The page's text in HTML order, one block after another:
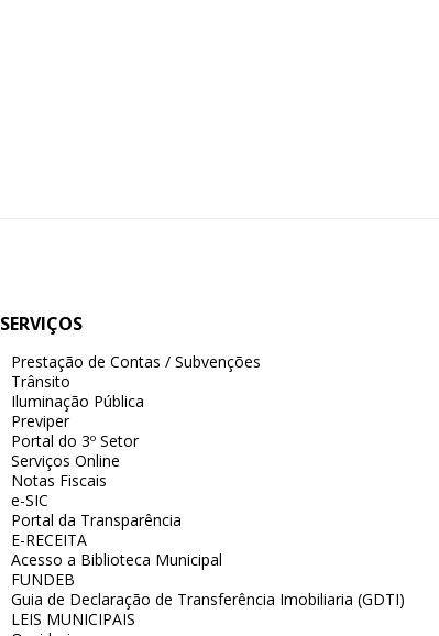
SERVIÇOS
Prestação de Contas / Subvenções
Trânsito
Iluminação Pública
Previper
Portal do 3º Setor
Serviços Online
Notas Fiscais
e-SIC
Portal da Transparência
E-RECEITA
Acesso a Biblioteca Municipal
FUNDEB
Guia de Declaração de Transferência Imobiliaria (GDTI)
LEIS MUNICIPAIS